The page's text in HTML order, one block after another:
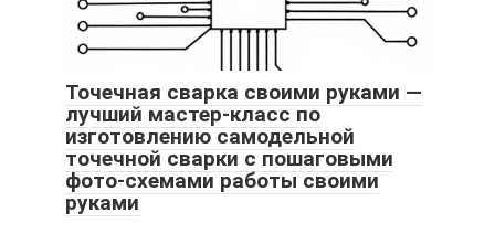
Точечная сварка своими руками —
лучший мастер-класс по
изготовлению самодельной
точечной сварки с пошаговыми
фото-схемами работы своими
руками